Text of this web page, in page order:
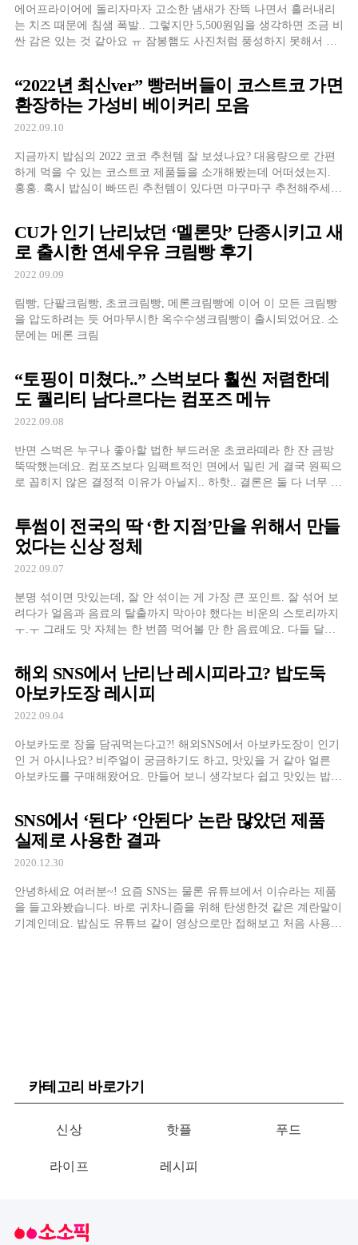
에어프라이어에 돌리자마자 고소한 냄새가 잔뜩 나면서 흘러내리
는 치즈 때문에 침샘 폭발.. 그렇지만 5,500원임을 생각하면 조금 비
싼 감은 있는 것 같아요 ㅠ 잠봉햄도 사진처럼 풍성하지 못해서 아
“2022년 최신ver” 빵러버들이 코스트코 가면
환장하는 가성비 베이커리 모음
2022.09.10
지금까지 밥심의 2022 코코 추천템 잘 보셨나요? 대용량으로 간편
하게 먹을 수 있는 코스트코 제품들을 소개해봤는데 어떠셨는지.
홍홍. 혹시 밥심이 빠뜨린 추천템이 있다면 마구마구 추천해주세
CU가 인기 난리났던 ‘멜론맛’ 단종시키고 새
로 출시한 연세우유 크림빵 후기
2022.09.09
림빵, 단팥크림빵, 초코크림빵, 메론크림빵에 이어 이 모든 크림빵
을 압도하려는 듯 어마무시한 옥수수생크림빵이 출시되었어요. 소
문에는 메론 크림
“토핑이 미쳤다..” 스벅보다 훨씬 저렴한데
도 퀄리티 남다르다는 컴포즈 메뉴
2022.09.08
반면 스벅은 누구나 좋아할 법한 부드러운 초코라떼라 한 잔 금방
뚝딱했는데요. 컴포즈보다 임팩트적인 면에서 밀린 게 결국 원픽으
로 꼽히지 않은 결정적 이유가 아닐지.. 하핫.. 결론은 둘 다 너무 맛
투썸이 전국의 딱 ‘한 지점’만을 위해서 만들
었다는 신상 정체
2022.09.07
분명 섞이면 맛있는데, 잘 안 섞이는 게 가장 큰 포인트. 잘 섞어 보
려다가 얼음과 음료의 탈출까지 막아야 했다는 비운의 스토리까지
ㅜ.ㅜ 그래도 맛 자체는 한 번쯤 먹어볼 만 한 음료예요. 다들 달달
해외 SNS에서 난리난 레시피라고? 밥도둑
아보카도장 레시피
2022.09.04
아보카도로 장을 담궈먹는다고?! 해외SNS에서 아보카도장이 인기
인 거 아시나요? 비주얼이 궁금하기도 하고, 맛있을 거 같아 얼른
아보카도를 구매해왔어요. 만들어 보니 생각보다 쉽고 맛있는 밥도
SNS에서 ‘된다’ ‘안된다’ 논란 많았던 제품
실제로 사용한 결과
2020.12.30
안녕하세요 여러분~! 요즘 SNS는 물론 유튜브에서 이슈라는 제품
을 들고와봤습니다. 바로 귀차니즘을 위해 탄생한것 같은 계란말이
기계인데요. 밥심도 유튜브 같이 영상으로만 접해보고 처음 사용해
카테고리 바로가기
신상 핫플 푸드
라이프 레시피